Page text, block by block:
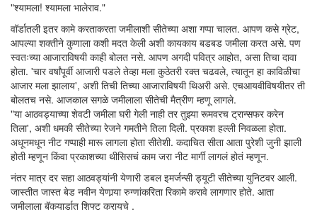
"श्यामला! श्यामला भालेराव."
वॉर्डातली इतर कामे करताकरता जमीलाशी सीतेच्या अशा गप्पा चालत. आपण कसे ग्रेट,
आपल्या शक्तीने कुणाला कशी मदत केली अशी कायकाय बडबड जमीला करत असे. पण
स्वतःच्या आजाराविषयी काही बोलत नसे. आपण अगदी पवित्र आहोत, असा तिचा दावा
होता. 'चार वर्षांपूर्वी आजारी पडले तेव्हा मला कुठेतरी रक्त चढवले, त्यातून हा काविळीचा
आजार मला झालाय', अशी तिची तिच्या आजाराविषयी थिअरी असे. एचआयवीविषयीतर ती
बोलतच नसे. आजकाल सगळे जमीलाला सीतेची मैत्रीण म्हणू लागले.
"या आठवड्याच्या शेवटी जमीला घरी गेली नाही तर तुझ्या रूमवरच ट्रान्सफर करेन
तिला', अशी धमकी सीतेच्या रेजने गमतीने तिला दिली. प्रकाश हल्ली निवळला होता.
अधूनमधून नीट गप्पाही मारू लागला होता सीतेशी. कदाचित सीता आता पुरेशी जुनी झाली
होती म्हणून किंवा प्रकाशच्या थीसिसचं काम जरा नीट मार्गी लागलं होतं म्हणून.
नंतर मात्र दर सहा आठवड्यांनी येणारी डबल इमर्जन्सी ड्यूटी सीतेच्या युनिटवर आली.
जास्तीत जास्त बेड नवीन येणार्‍या रुग्णांकरिता रिकामे करावे लागणार होते. आता
जमीलाला बॅकयार्डात शिफ्ट करायचे .